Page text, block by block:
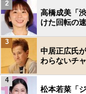
高橋成美「
けた回転の
2
中居正広氏
わらないチ
3
松本若菜「
4